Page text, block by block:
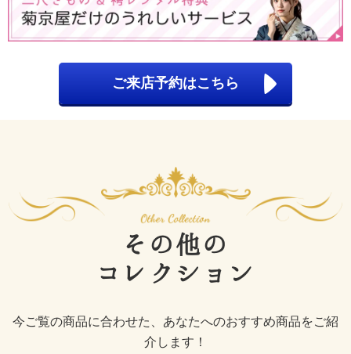
ご来店予約はこちら
その他の
コレクション
今ご覧の商品に合わせた、あなたへのおすすめ商品をご紹
介します！